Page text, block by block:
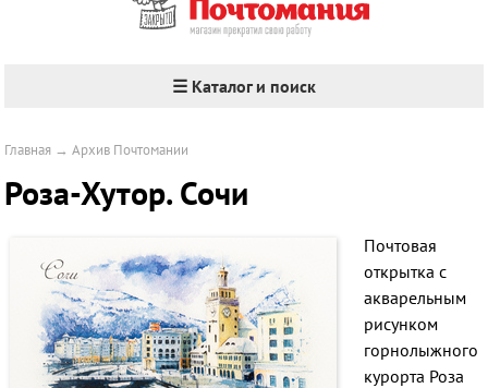
☰ Каталог и поиск
Главная →Архив Почтомании
Роза-Хутор. Сочи
Почтовая
открытка с
акварельным
рисунком
горнолыжного
курорта Роза